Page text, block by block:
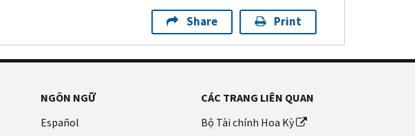
Share Print
NGÔN NGỮ
Español
CÁC TRANG LIÊN QUAN
Bộ Tài chính Hoa Kỳ